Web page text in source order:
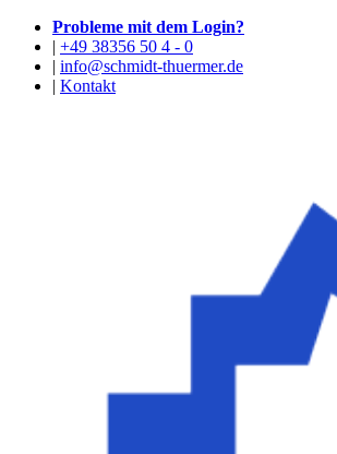
Probleme mit dem Login?
| +49 38356 50 4 - 0
| info@schmidt-thuermer.de
| Kontakt